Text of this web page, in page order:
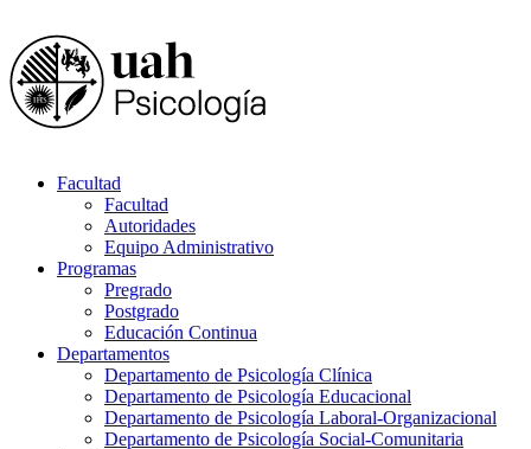
Facultad
Facultad
Autoridades
Equipo Administrativo
Programas
Pregrado
Postgrado
Educación Continua
Departamentos
Departamento de Psicología Clínica
Departamento de Psicología Educacional
Departamento de Psicología Laboral-Organizacional
Departamento de Psicología Social-Comunitaria